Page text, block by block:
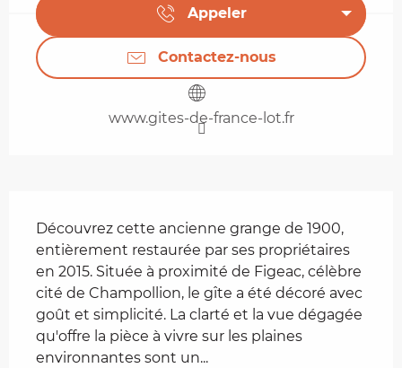
Appeler
Contactez-nous
www.gites-de-france-lot.fr
Découvrez cette ancienne grange de 1900,
entièrement restaurée par ses propriétaires
en 2015. Située à proximité de Figeac, célèbre
cité de Champollion, le gîte a été décoré avec
goût et simplicité. La clarté et la vue dégagée
qu'offre la pièce à vivre sur les plaines
environnantes sont un...